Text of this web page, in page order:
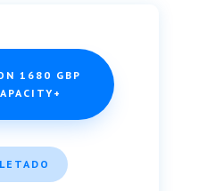
1680 GBP